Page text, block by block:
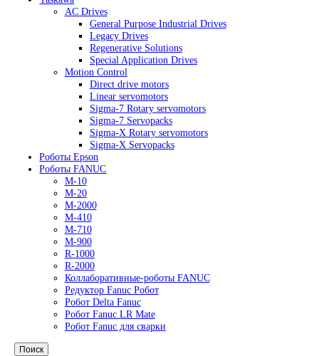
Газовый электромагнитный клапан Siemens
Сервопривод Siemens SKP
Сервопривод Siemens SQM
Сервопривод Siemens SQN
Yaskawa
AC Drives
General Purpose Industrial Drives
Legacy Drives
Regenerative Solutions
Special Application Drives
Motion Control
Direct drive motors
Роботы Epson
Роботы FANUC
M-10
M-20
M-2000
M-410